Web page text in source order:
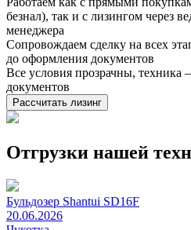
безнал), так и с лизингом через
менеджера
Сопровождаем сделку на всех
до оформления документов
Все условия прозрачны,
документов
Рассчитать лизинг
Отгрузки нашей
Бульдозер Shantui SD16F
20.06.2026